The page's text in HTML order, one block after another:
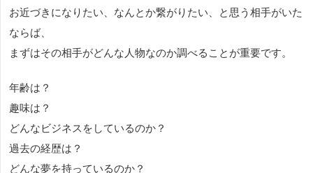
お近づきになりたい、なんとか繋がりたい、と思う相手がいた
ならば、
まずはその相手がどんな人物なのか調べることが重要です。
年齢は？
趣味は？
どんなビジネスをしているのか？
過去の経歴は？
どんな夢を持っているのか？